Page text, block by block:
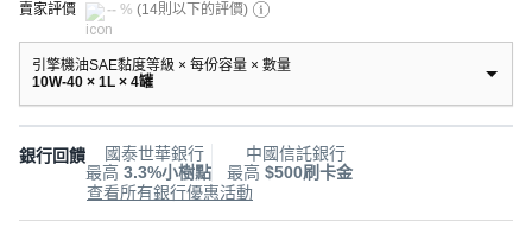
賣家評價
-- % (14則以下的評價)
引擎機油SAE黏度等級 × 每份容量 × 數量
10W-40 × 1L × 4罐
銀行回饋
國泰世華銀行
最高 3.3%小樹點
中國信託銀行
最高 $500刷卡金
查看所有銀行優惠活動